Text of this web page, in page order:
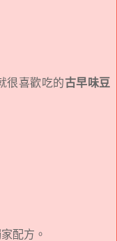
很喜歡吃的古早味豆
配方。